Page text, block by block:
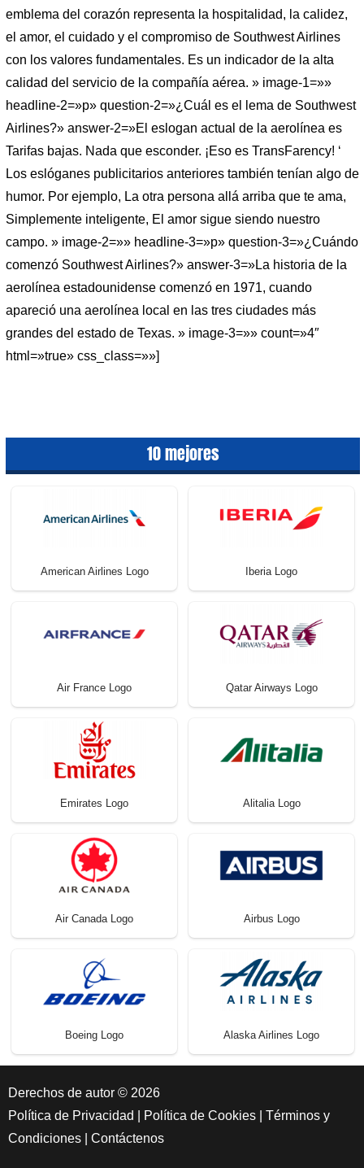
emblema del corazón representa la hospitalidad, la calidez,
el amor, el cuidado y el compromiso de Southwest Airlines
con los valores fundamentales. Es un indicador de la alta
calidad del servicio de la compañía aérea. » image-1=»»
headline-2=»p» question-2=»¿Cuál es el lema de Southwest
Airlines?» answer-2=»El eslogan actual de la aerolínea es
Tarifas bajas. Nada que esconder. ¡Eso es TransFarency! ‘
Los eslóganes publicitarios anteriores también tenían algo de
humor. Por ejemplo, La otra persona allá arriba que te ama,
Simplemente inteligente, El amor sigue siendo nuestro
campo. » image-2=»» headline-3=»p» question-3=»¿Cuándo
comenzó Southwest Airlines?» answer-3=»La historia de la
aerolínea estadounidense comenzó en 1971, cuando
apareció una aerolínea local en las tres ciudades más
grandes del estado de Texas. » image-3=»» count=»4″
html=»true» css_class=»»]
10 mejores
American Airlines Logo Iberia Logo
Air France Logo Qatar Airways Logo
Emirates Logo Alitalia Logo
Air Canada Logo Airbus Logo
Boeing Logo Alaska Airlines Logo
Derechos de autor © 2026
Política de Privacidad
Política de Cookies
Términos y
Condiciones
Contáctenos